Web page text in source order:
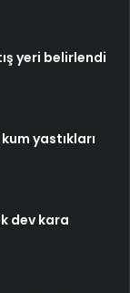
yeri belirlendi
yastıkları
dev kara